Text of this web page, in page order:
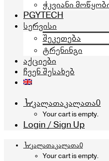
ჭკვიანი
PGYTECH
სერვისი
შეკეთება
ტრენინგი
აქციები
ჩვენ შესახებ
კალათაკალათა0
Your cart is empty.
Login / Sign Up
კალათაკალათა0
Your cart is empty.